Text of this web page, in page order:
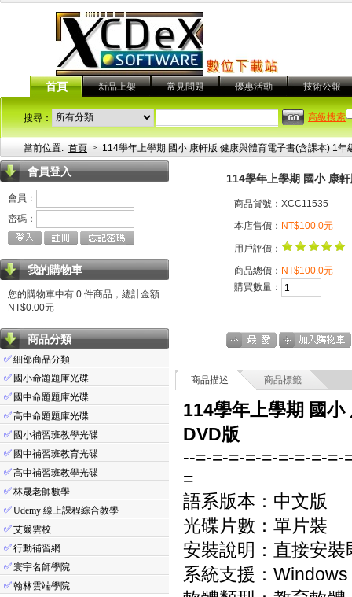
首頁 新品上架 常見問題 優惠活動 技術公報
搜尋： 高級搜索
當前位置: 首頁 > 114學年上學期 國小 康軒版 健康與體育電子書(含課本) 1年
會員登入
會員：
密碼：
我的購物車
您的購物車中有 0 件商品，總計金額
NT$0.00元
商品分類
✅細部商品分類
✅ 國小命題題庫光碟
✅ 國中命題題庫光碟
✅高中命題題庫光碟
✅ 國小補習班教學光碟
✅ 國中補習班教育光碟
✅高中補習班教學光碟
✅林晟老師數學
✅Udemy 線上課程綜合教學
✅艾爾雲校
✅行動補習網
✅寰宇名師學院
✅翰林雲端學院
114學年上學期 國小 康
商品貨號：XCC11535
本店售價： NT$100.0元
用戶評價：
商品總價： NT$100.0元
購買數量：
商品描述 商品標籤
114學年上學期 國
DVD版
--=-=-=-=-=-=-=-=-=-
=
語系版本：中文版
光碟片數：單片裝
安裝說明：直接安裝
系統支援：